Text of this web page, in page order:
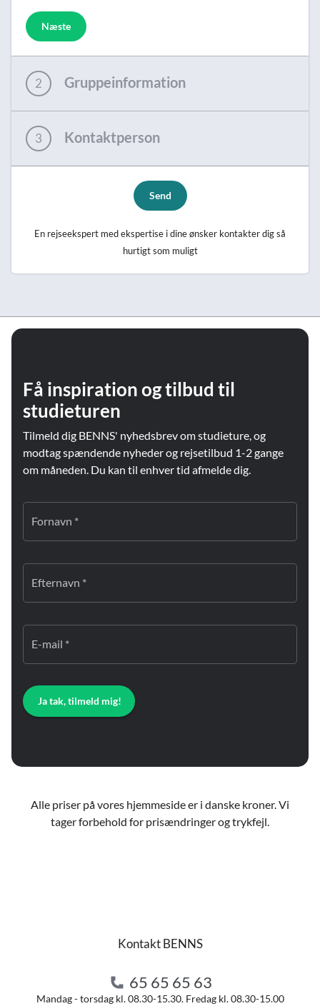
Næste
2 Gruppeinformation
3 Kontaktperson
Send
En rejseekspert med ekspertise i dine ønsker kontakter dig så
hurtigt som muligt
Få inspiration og tilbud til
studieturen
Tilmeld dig BENNS' nyhedsbrev om studieture, og
modtag spændende nyheder og rejsetilbud 1-2 gange
om måneden. Du kan til enhver tid afmelde dig.
Fornavn *
Efternavn *
E-mail *
Ja tak, tilmeld mig!
Alle priser på vores hjemmeside er i danske kroner. Vi
tager forbehold for prisændringer og trykfejl.
Kontakt BENNS
65 65 65 63
Mandag - torsdag kl. 08.30-15.30. Fredag kl. 08.30-15.00